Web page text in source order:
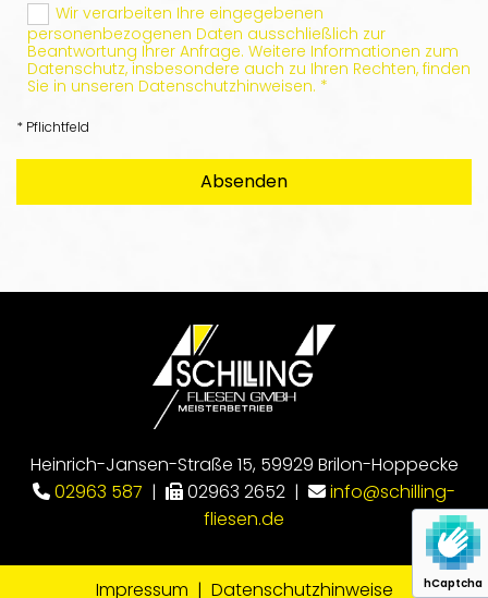
Wir verarbeiten Ihre eingegebenen
personenbezogenen Daten ausschließlich zur
Beantwortung Ihrer Anfrage. Weitere Informationen zum
Datenschutz, insbesondere auch zu Ihren Rechten, finden
Sie in unseren Datenschutzhinweisen. *
* Pflichtfeld
hCaptcha
Heinrich-Jansen-Straße 15, 59929 Brilon-Hoppecke
 02963 587 |  02963 2652 |  info@schilling-
fliesen.de
Impressum | Datenschutzhinweise